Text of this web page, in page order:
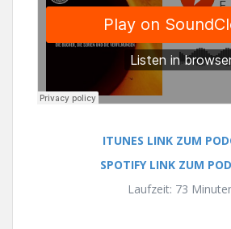
ITUNES LINK ZUM
SPOTIFY LINK ZUM
Laufzeit: 73